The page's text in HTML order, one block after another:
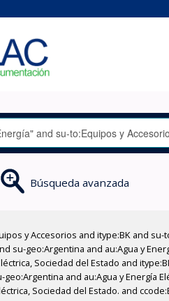
Búsqueda avanzada
y Accesorios and itype:BK and su-
geo:Argentina and au:Agua y
Sociedad del Estado and
and au:Agua y Energía
Sociedad del Estado. and